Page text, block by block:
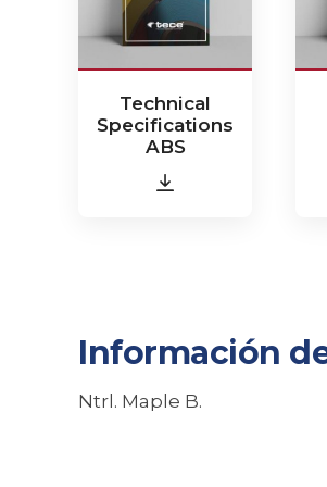
Technical
Specifications
ABS
Información
Ntrl. Maple B.